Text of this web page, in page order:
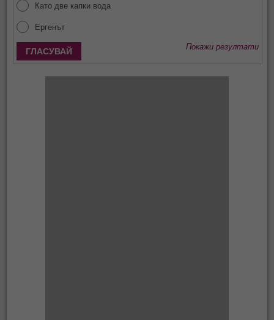
Като две капки вода
Ергенът
Покажи резултати